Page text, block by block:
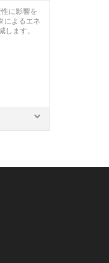
に影響を
によるエネ
ます。